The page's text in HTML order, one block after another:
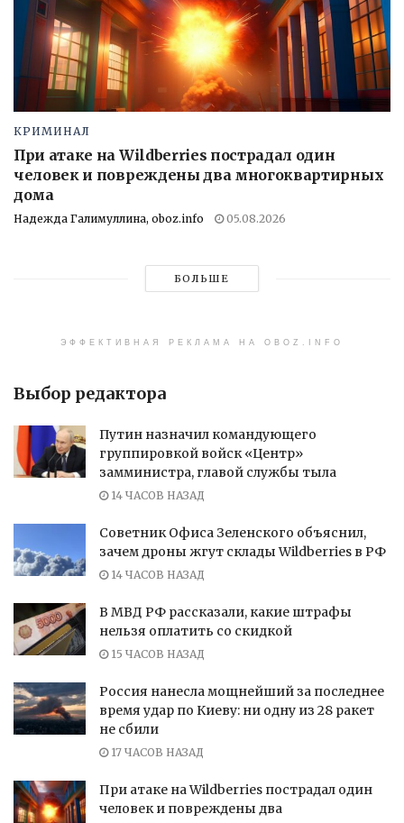
КРИМИНАЛ
При атаке на Wildberries пострадал один
человек и повреждены два многоквартирных
дома
Надежда Галимуллина, oboz.info 05.08.2026
БОЛЬШЕ
ЭФФЕКТИВНАЯ РЕКЛАМА НА OBOZ.INFO
Выбор редактора
Путин назначил командующего
группировкой войск «Центр»
замминистра, главой службы тыла
14 ЧАСОВ НАЗАД
Советник Офиса Зеленского объяснил,
зачем дроны жгут склады Wildberries в РФ
14 ЧАСОВ НАЗАД
В МВД РФ рассказали, какие штрафы
нельзя оплатить со скидкой
15 ЧАСОВ НАЗАД
Россия нанесла мощнейший за последнее
время удар по Киеву: ни одну из 28 ракет
не сбили
17 ЧАСОВ НАЗАД
При атаке на Wildberries пострадал один
человек и повреждены два